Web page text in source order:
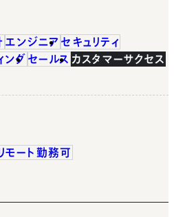
エンジニア セキュリティ
ング セールス カスタマーサクセス
モート勤務可